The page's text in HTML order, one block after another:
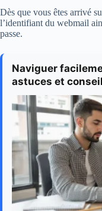
Dès que vous êtes arrivé
l’identifiant du webmail
passe.
Naviguer
astuces et